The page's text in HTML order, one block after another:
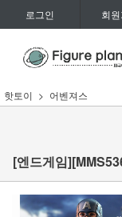
로그인 회
핫토이 어벤져스
[엔드게임